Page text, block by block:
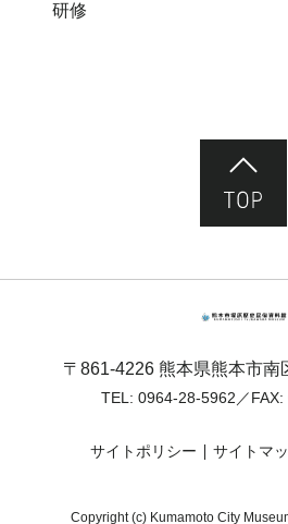
研修
〒861-4226 熊本県熊本市南
TEL: 0964-28-5962 ／
サイトポリシー サイトマ
Copyright (c) Kumamoto City